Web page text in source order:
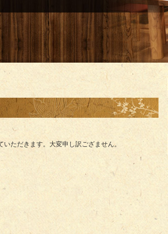
ただきます。大変申し訳ござません。